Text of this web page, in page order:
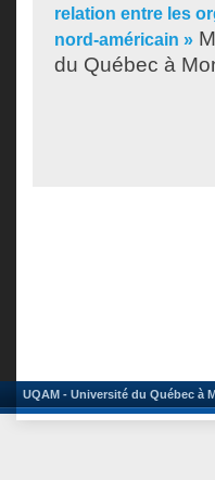
relation entre les
nord-américain »
du Québec à
UQAM - Université du Québec à